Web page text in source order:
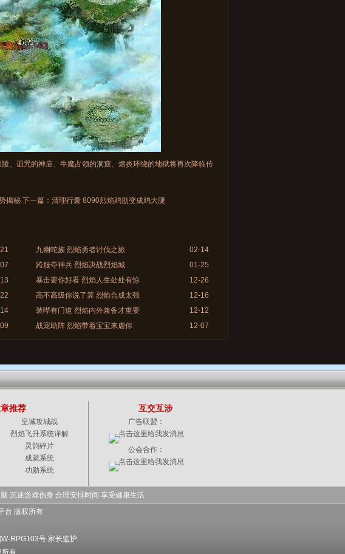
诅咒的神庙、牛魔占领的洞窟、熔炎环绕的地狱将再次降临传
揭秘下一篇： 清理行囊 8090烈焰鸡肋变成鸡大腿
九幽蛇族 烈焰勇者讨伐之旅
02-14
跨服夺神兵 烈焰决战烈焰城
01-25
暴击要你好看 烈焰人生处处有惊
12-26
高不高级你说了算 烈焰合成太强
12-16
装哔有门道 烈焰内外兼备才重要
12-12
战宠助阵 烈焰带着宝宝来虐你 12-07
推荐
皇城攻城战
烈焰飞升系统详解
灵韵碎片
成就系统
功勋系统
互交互涉
广告联盟：
公会合作：
沉迷游戏伤身 合理安排时间 享受健康生活
台 版权所有
RPG103号 家长监护
有